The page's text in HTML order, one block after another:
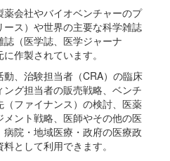
会社やバイオベンチャーのプ
ス）や世界の主要な科学雑誌
誌（医学誌、医学ジャーナ
作製されています。
、治験担当者（CRA）の臨床
グ担当者の販売戦略、ベンチ
ファイナンス）の検討、医薬
ント戦略、医師やその他の医
院・地域医療・政府の医療政
として利用できます。